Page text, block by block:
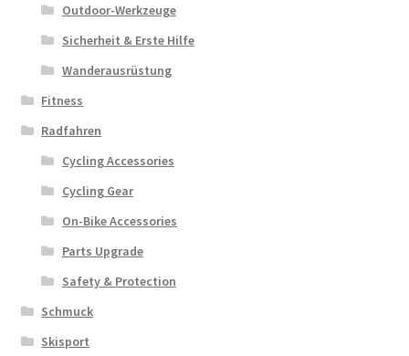
Outdoor-Werkzeuge
Sicherheit & Erste Hilfe
Wanderausrüstung
Fitness
Radfahren
Cycling Accessories
Cycling Gear
On-Bike Accessories
Parts Upgrade
Safety & Protection
Schmuck
Skisport